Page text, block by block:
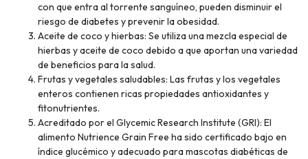
con que entra al torrente sanguíneo, pueden disminuir el
riesgo de diabetes y prevenir la obesidad.
Aceite de coco y hierbas: Se utiliza una mezcla especial de
hierbas y aceite de coco debido a que aportan una variedad
de beneficios para la salud.
Frutas y vegetales saludables: Las frutas y los vegetales
enteros contienen ricas propiedades antioxidantes y
fitonutrientes.
Acreditado por el Glycemic Research Institute (GRI): El
alimento Nutrience Grain Free ha sido certificado bajo en
índice glucémico y adecuado para mascotas diabéticas de